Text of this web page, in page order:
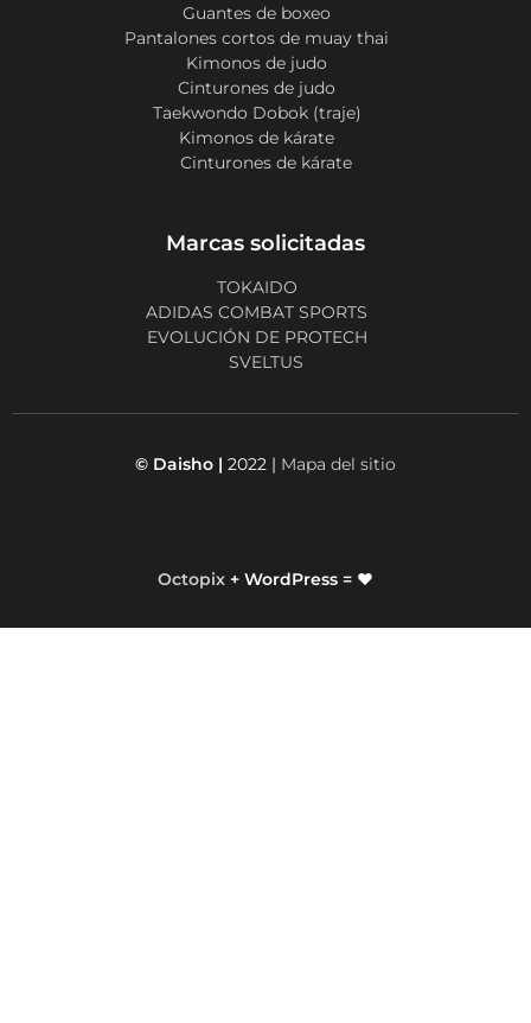
Guantes de boxeo
Pantalones cortos de muay thai
Kimonos de judo
Cinturones de judo
Taekwondo Dobok (traje)
Kimonos de kárate
Cinturones de kárate
Marcas solicitadas
TOKAIDO
ADIDAS COMBAT SPORTS
EVOLUCIÓN DE PROTECH
SVELTUS
© Daisho | 2022 | Mapa del sitio
Octopix + WordPress = ❤